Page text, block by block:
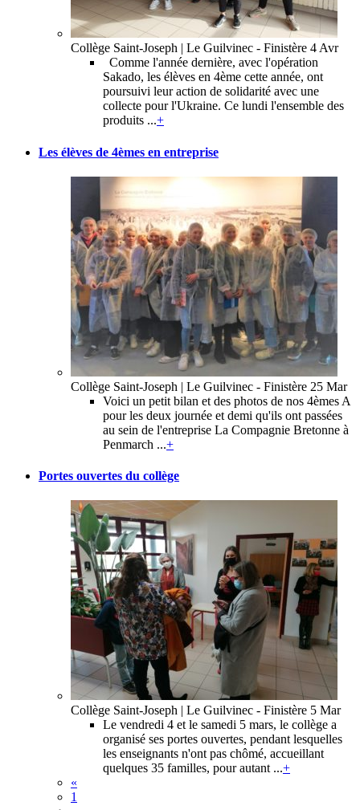
Collège Saint-Joseph | Le Guilvinec - Finistère 4 Avr
Comme l'année dernière, avec l'opération
Sakado, les élèves en 4ème cette année, ont
poursuivi leur action de solidarité avec une
collecte pour l'Ukraine. Ce lundi l'ensemble des
produits ...+
Les élèves de 4èmes en entreprise
Collège Saint-Joseph | Le Guilvinec - Finistère 25 Mar
Voici un petit bilan et des photos de nos 4èmes A
pour les deux journée et demi qu'ils ont passées
au sein de l'entreprise La Compagnie Bretonne à
Penmarch ...+
Portes ouvertes du collège
Collège Saint-Joseph | Le Guilvinec - Finistère 5 Mar
Le vendredi 4 et le samedi 5 mars, le collège a
organisé ses portes ouvertes, pendant lesquelles
les enseignants n'ont pas chômé, accueillant
quelques 35 familles, pour autant ...+
«
1